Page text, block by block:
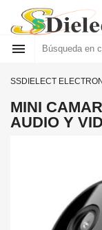

SSDIELECT
MINI
AUDIO Y